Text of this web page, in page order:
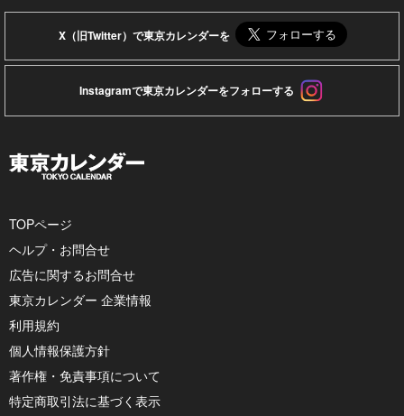
X（旧Twitter）で東京カレンダーを
Instagramで東京カレンダーをフォローする
TOPページ
ヘルプ・お問合せ
広告に関するお問合せ
東京カレンダー 企業情報
利用規約
個人情報保護方針
著作権・免責事項について
特定商取引法に基づく表示